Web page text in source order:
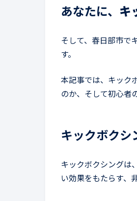
あなたに、 キ
そして、春日部市で
す。
本記事では、キック
のか、そして初心者
キックボクシ
キックボクシングは
い効果をもたらす、